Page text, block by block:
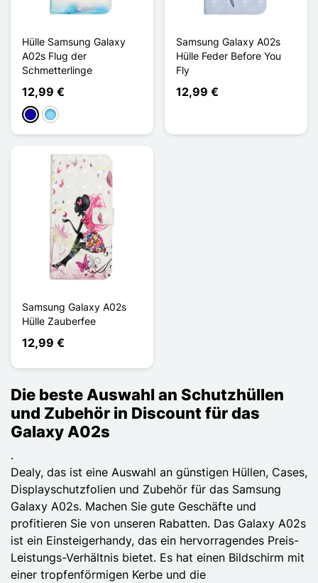
Hülle Samsung Galaxy
A02s Flug der
Schmetterlinge
12,99 €
Dunkelblau
Hellblau
Samsung Galaxy A02s
Hülle Feder Before You
Fly
12,99 €
Samsung Galaxy A02s
Hülle Zauberfee
12,99 €
Die beste Auswahl an Schutzhüllen
und Zubehör in Discount für das
Galaxy A02s
.
Dealy, das ist eine Auswahl an günstigen Hüllen, Cases,
Displayschutzfolien und Zubehör für das Samsung
Galaxy A02s. Machen Sie gute Geschäfte und
profitieren Sie von unseren Rabatten. Das Galaxy A02s
ist ein Einsteigerhandy, das ein hervorragendes Preis-
Leistungs-Verhältnis bietet. Es hat einen Bildschirm mit
einer tropfenförmigen Kerbe und die